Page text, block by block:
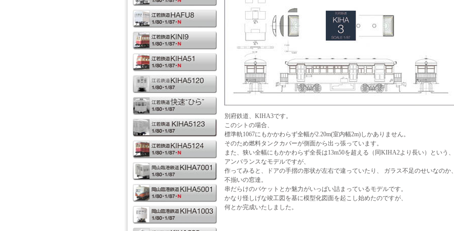
別府鉄道、KIHA3です。
このシトの場合、
標準軌1067にもかかわらず全幅が2.20m(室内幅2m)しかありません。
そのため燃料タンクカバーが側面から出っ張っています。
また、狭い全幅にもかかわらず全長は13m50を超える（同KIHA2より長い）という、
アンバランスなモデルですが、
作ってみると、ドアの手摺の形状が左右で違っていたり、 ガラス不足のせいなのか
不揃いの窓達。
串だらけのバケットとか魅力がいっぱい詰まっているモデルです。
かなり怪しげな竣工図を基に模型化図面を起こし始めたのですが、
何とか完成いたしました。